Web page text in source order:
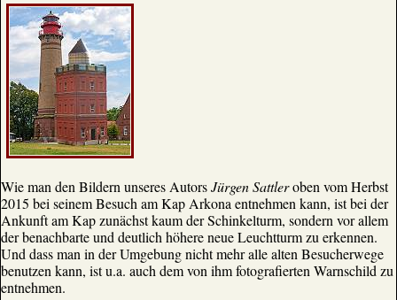
Wie man den Bildern unseres AutorsJürgen Sattleroben vom Herbst
2015 bei seinem Besuch am Kap Arkona entnehmen kann, ist bei der
Ankunft am Kap zunächst kaum der Schinkelturm, sondern vor allem
der benachbarte und deutlich höhere neue Leuchtturm zu erkennen.
Und dass man in der Umgebung nicht mehr alle alten Besucherwege
benutzen kann, ist u.a. auch dem von ihm fotografierten Warnschild zu
entnehmen.